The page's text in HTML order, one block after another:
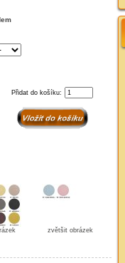
Přidat do košíku:
zvětšit obrázek